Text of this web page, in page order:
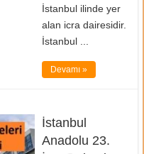
İstanbul ilinde yer
alan icra dairesidir.
İstanbul ...
Devamı »
İstanbul
Anadolu 23.